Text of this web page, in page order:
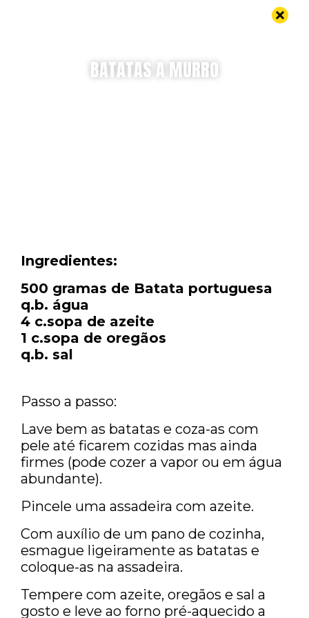
BATATAS A MURRO
Ingredientes:
500 gramas de Batata portuguesa
q.b. água
4 c.sopa de azeite
1 c.sopa de oregãos
q.b. sal
Passo a passo:
Lave bem as batatas e coza-as com
pele até ficarem cozidas mas ainda
firmes (pode cozer a vapor ou em água
abundante).
Pincele uma assadeira com azeite.
Com auxílio de um pano de cozinha,
esmague ligeiramente as batatas e
coloque-as na assadeira.
Tempere com azeite, oregãos e sal a
gosto e leve ao forno pré-aquecido a